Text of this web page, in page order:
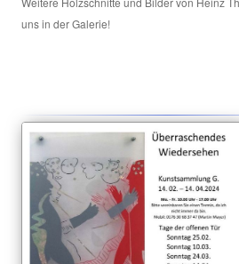
uns in der Galerie!